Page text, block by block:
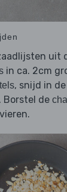
uit
in ca. 2cm
, snijd in
Borstel de